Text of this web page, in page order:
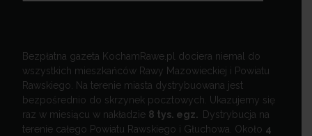
Bezpłatna gazeta KochamRawe.pl dociera niemal do
wszystkich mieszkańców Rawy Mazowieckiej i Powiatu
Rawskiego. Na terenie miasta dystrybuowana jest
bezpośrednio do skrzynek pocztowych. Ukazujemy się
raz w miesiącu w nakładzie 8 tys. egz.
Dystrybucja na
terenie całego Powiatu Rawskiego i Głuchowa. Około 4